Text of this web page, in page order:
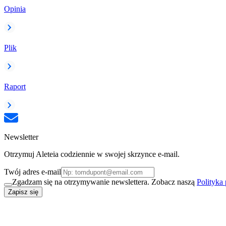
Opinia
Plik
Raport
Newsletter
Otrzymuj Aleteia codziennie w swojej skrzynce e-mail.
Twój adres e-mail
Zgadzam się na otrzymywanie newslettera. Zobacz naszą Polityka
Zapisz się